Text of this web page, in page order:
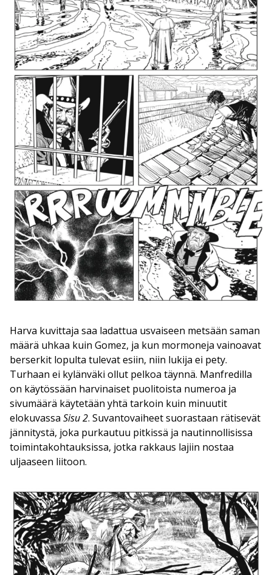
Harva kuvittaja saa ladattua usvaiseen metsään saman
määrä uhkaa kuin Gomez, ja kun mormoneja vainoavat
berserkit lopulta tulevat esiin, niin lukija ei pety.
Turhaan ei kylänväki ollut pelkoa täynnä. Manfredilla
on käytössään harvinaiset puolitoista numeroa ja
sivumäärä käytetään yhtä tarkoin kuin minuutit
elokuvassa Sisu 2. Suvantovaiheet suorastaan rätisevät
jännitystä, joka purkautuu pitkissä ja nautinnollisissa
toimintakohtauksissa, jotka rakkaus lajiin nostaa
uljaaseen liitoon.